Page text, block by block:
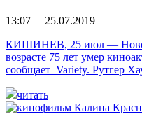
13:07 25.07.2019
КИШИНЕВ, 25 июл —
возрасте 75 лет умер
сообщает Variety. Рутгер
читать